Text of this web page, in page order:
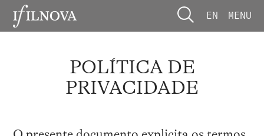
EN MENU
POLÍTICA DE
PRIVACIDADE